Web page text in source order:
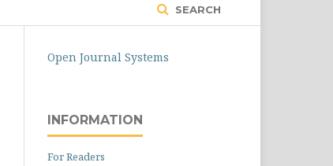
SEARCH
Open Journal Systems
INFORMATION
For Readers